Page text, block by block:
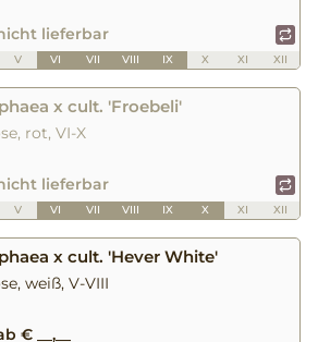
lieferbar
V VI VII VIII IX X XI XII
x cult. 'Froebeli'
rot, VI-X
lieferbar
V VI VII VIII IX X XI XII
x cult. 'Hever White'
weiß, V-VIII
€ __,__